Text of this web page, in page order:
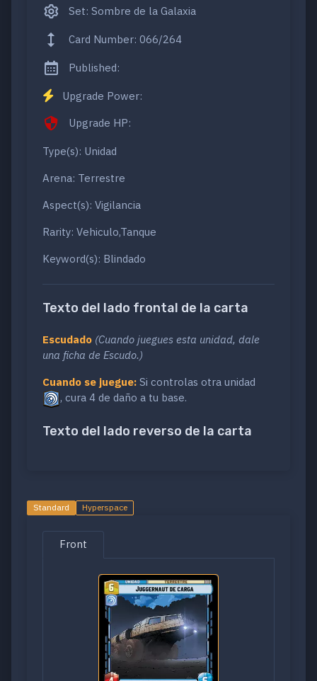
Set: Sombre de la Galaxia
Card Number: 066/264
Published:
Upgrade Power:
Upgrade HP:
Type(s): Unidad
Arena: Terrestre
Aspect(s): Vigilancia
Rarity: Vehiculo,Tanque
Keyword(s): Blindado
Texto del lado frontal de la carta
Escudado (Cuando juegues esta unidad, dale
una ficha de Escudo.)
Cuando se juegue: Si controlas otra unidad
, cura 4 de daño a tu base.
Texto del lado reverso de la carta
Standard Hyperspace
Front